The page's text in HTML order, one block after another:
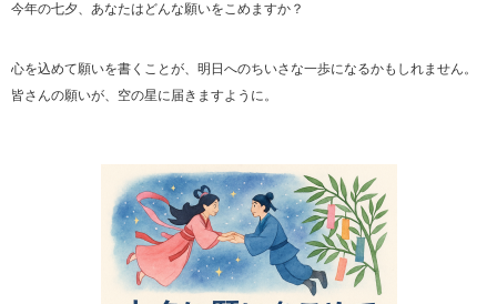
今年の七夕、あなたはどんな願いをこめますか？
心を込めて願いを書くことが、明日へのちいさな一歩になるかもしれません。
皆さんの願いが、空の星に届きますように。